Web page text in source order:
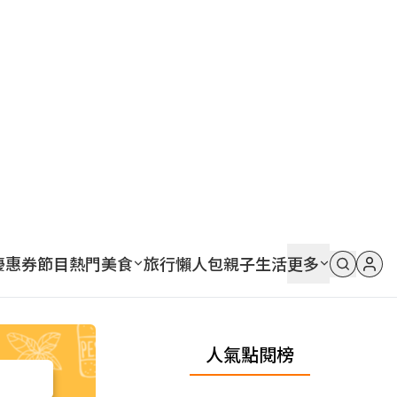
惠券節目熱門美食 旅行懶人包親子生活更多
人氣點閱榜